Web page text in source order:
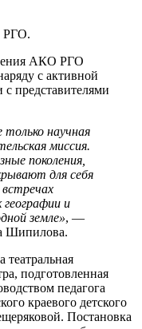
РГО.
АКО РГО
с активной
с представителями
научная
миссия.
поколения,
для себя
и
земле», —
Шипилова.
подготовленная
педагога
краевого детского
Постановка